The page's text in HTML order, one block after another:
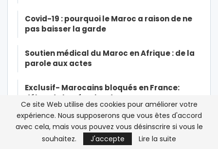
Covid-19 : pourquoi le Maroc a raison de ne
pas baisser la garde
Soutien médical du Maroc en Afrique : de la
parole aux actes
Exclusif- Marocains bloqués en France:
début de l’opération de…
Exclusif-Ramid dans la tourmente: une
source à la CNSS affirme à…
Ce site Web utilise des cookies pour améliorer votre
expérience. Nous supposerons que vous êtes d'accord
avec cela, mais vous pouvez vous désinscrire si vous le
souhaitez.
J'accepte Lire la suite